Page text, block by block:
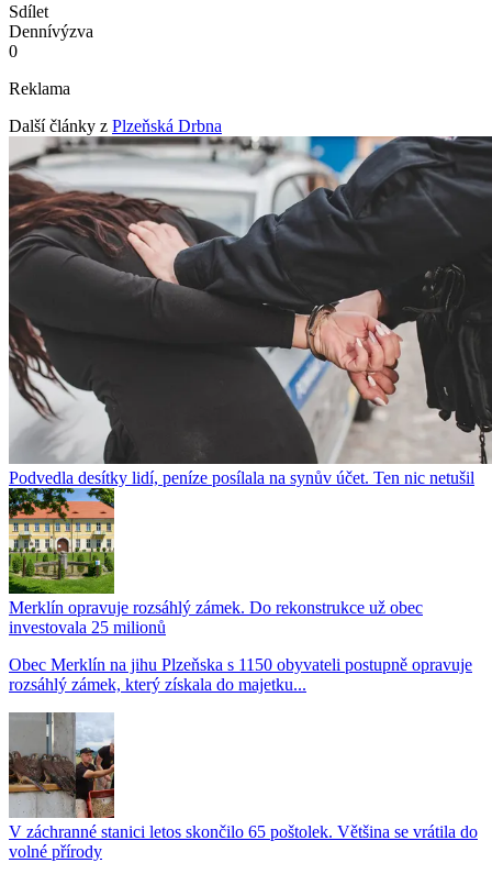
Sdílet
Dennívýzva
0
Reklama
Další články z Plzeňská Drbna
Podvedla desítky lidí, peníze posílala na synův účet. Ten nic netušil
Merklín opravuje rozsáhlý zámek. Do rekonstrukce už obec
investovala 25 milionů
Obec Merklín na jihu Plzeňska s 1150 obyvateli postupně opravuje
rozsáhlý zámek, který získala do majetku...
V záchranné stanici letos skončilo 65 poštolek. Většina se vrátila do
volné přírody